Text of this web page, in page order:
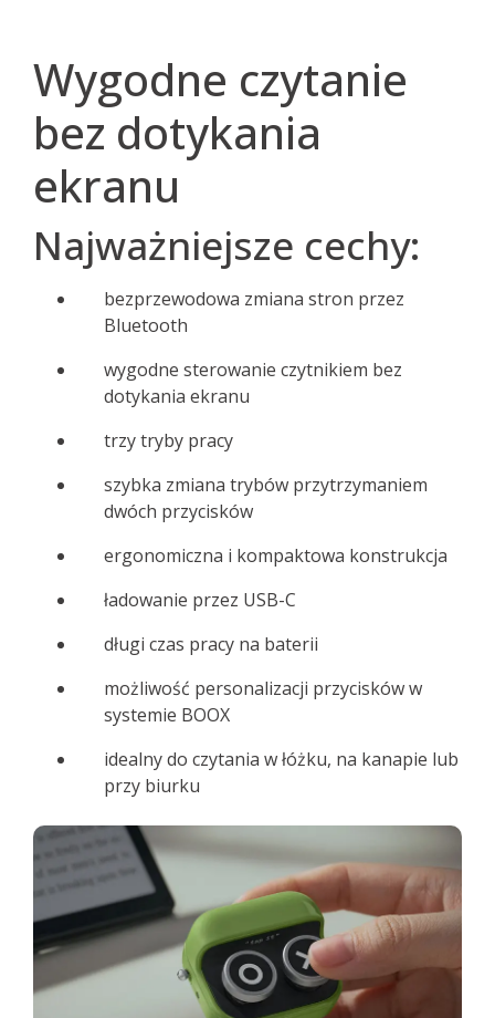
Wygodne czytanie
bez dotykania
ekranu
Najważniejsze cechy:
bezprzewodowa zmiana stron przez
Bluetooth
wygodne sterowanie czytnikiem bez
dotykania ekranu
trzy tryby pracy
szybka zmiana trybów przytrzymaniem
dwóch przycisków
ergonomiczna i kompaktowa konstrukcja
ładowanie przez USB-C
długi czas pracy na baterii
możliwość personalizacji przycisków w
systemie BOOX
idealny do czytania w łóżku, na kanapie lub
przy biurku